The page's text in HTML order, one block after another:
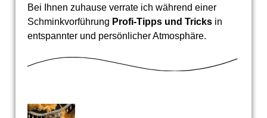
Bei Ihnen zuhause verrate ich während einer
Schminkvorführung Profi-Tipps und Tricksin
entspannter und persönlicher Atmosphäre.